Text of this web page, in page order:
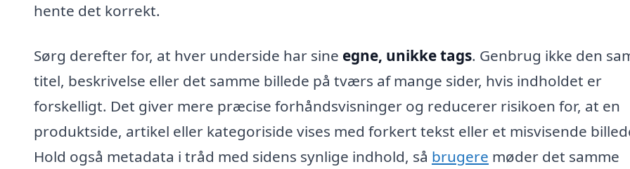
hente det korrekt.
Sørg derefter for, at hver underside har sine egne, unikke tags. Genbrug ikke den
titel, beskrivelse eller det samme billede på tværs af mange sider, hvis indholdet er
forskelligt. Det giver mere præcise forhåndsvisninger og reducerer risikoen for, at en
produktside, artikel eller kategoriside vises med forkert tekst eller et misvisende
Hold også metadata i tråd med sidens synlige indhold, så brugere møder det samme